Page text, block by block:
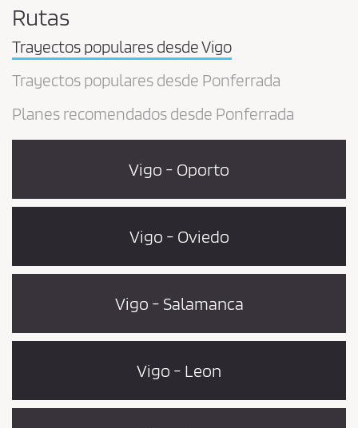
Rutas
Trayectos populares desde Vigo
Trayectos populares desde Ponferrada
Planes recomendados desde Ponferrada
Vigo - Oporto
Vigo - Oviedo
Vigo - Salamanca
Vigo - Leon